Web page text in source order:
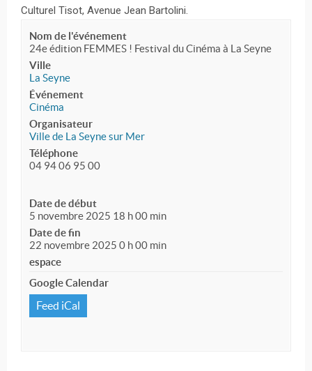
Culturel Tisot, Avenue Jean Bartolini.
Nom de l'événement
24e édition ­FEMMES ! Festival du Cinéma à La Seyne
Ville
La Seyne
Événement
Cinéma
Organisateur
Ville de La Seyne sur Mer
Téléphone
04 94 06 95 00
Date de début
5 novembre 2025 18 h 00 min
Date de fin
22 novembre 2025 0 h 00 min
espace
Google Calendar
Feed iCal